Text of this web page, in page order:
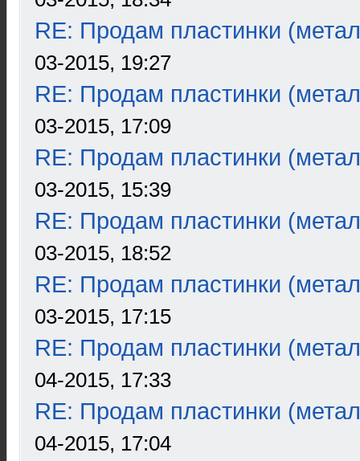
RE: Продам пластинки
03-2015, 19:27
RE: Продам пластинки
03-2015, 17:09
RE: Продам пластинки
03-2015, 15:39
RE: Продам пластинки
03-2015, 18:52
RE: Продам пластинки
03-2015, 17:15
RE: Продам пластинки
04-2015, 17:33
RE: Продам пластинки
04-2015, 17:04